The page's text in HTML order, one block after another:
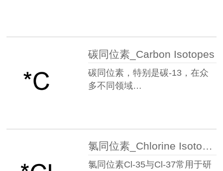
碳同位素_Carbon Isotopes
碳同位素，特别是碳-13，在众
多不同领域…
氯同位素_Chlorine Isotopes
氯同位素Cl-35与Cl-37常用于研